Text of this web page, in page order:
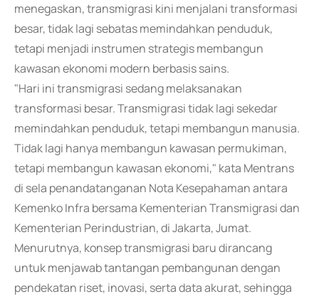
menegaskan, transmigrasi kini menjalani transformasi
besar, tidak lagi sebatas memindahkan penduduk,
tetapi menjadi instrumen strategis membangun
kawasan ekonomi modern berbasis sains.
"Hari ini transmigrasi sedang melaksanakan
transformasi besar. Transmigrasi tidak lagi sekedar
memindahkan penduduk, tetapi membangun manusia.
Tidak lagi hanya membangun kawasan permukiman,
tetapi membangun kawasan ekonomi," kata Mentrans
di sela penandatanganan Nota Kesepahaman antara
Kemenko Infra bersama Kementerian Transmigrasi dan
Kementerian Perindustrian, di Jakarta, Jumat.
Menurutnya, konsep transmigrasi baru dirancang
untuk menjawab tantangan pembangunan dengan
pendekatan riset, inovasi, serta data akurat, sehingga